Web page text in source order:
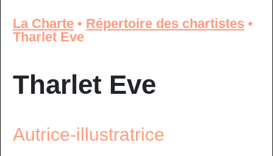
La Charte • Répertoire des chartistes •
Tharlet Eve
Tharlet Eve
Autrice-illustratrice